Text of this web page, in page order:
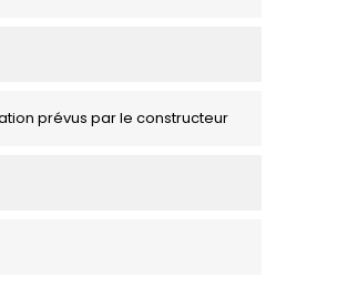
prévus par le constructeur